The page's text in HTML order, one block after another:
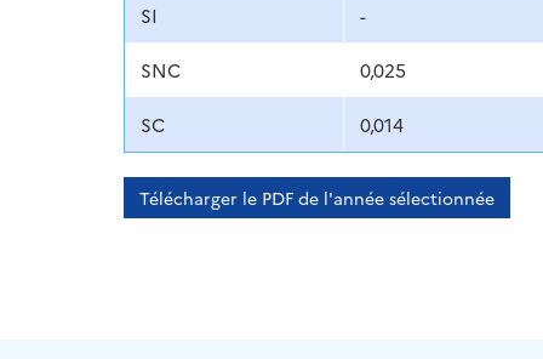
SI -
SNC 0,025
SC 0,014
Télécharger le PDF de l'année sélectionnée